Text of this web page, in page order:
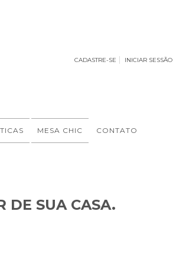
CADASTRE-SE INICIAR SESSÃO
MESA CHIC CONTATO
DE SUA CASA.